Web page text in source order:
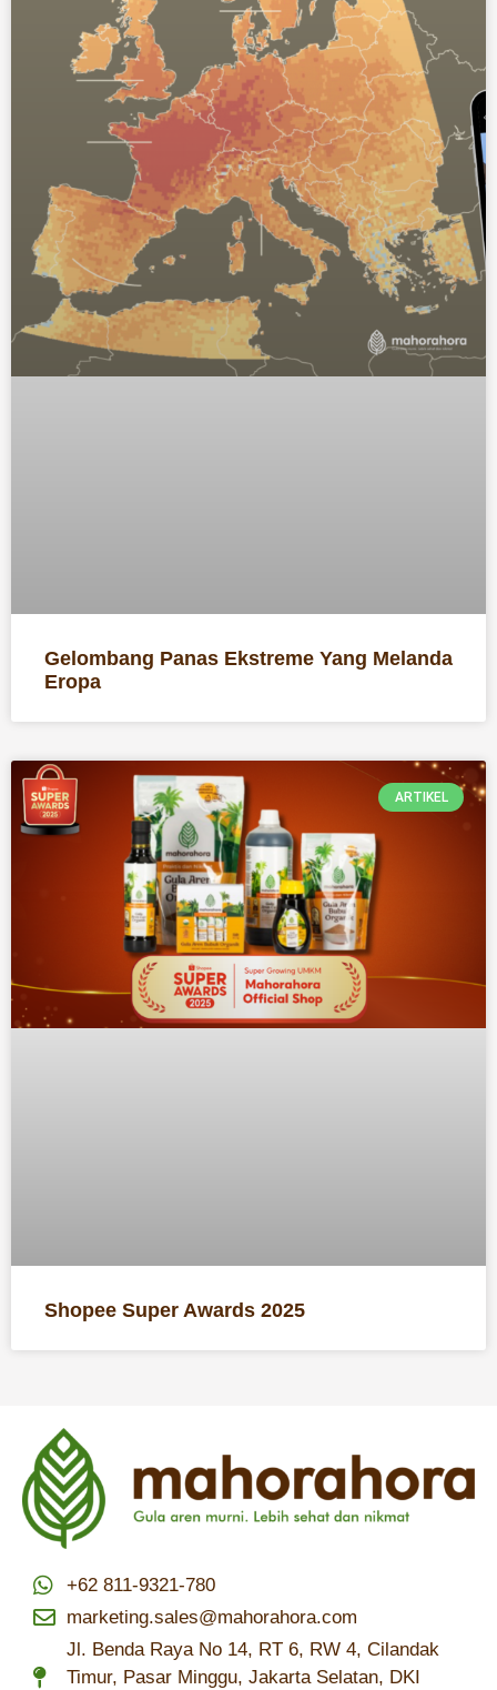
Gelombang Panas Ekstreme Yang Melanda
Eropa
ARTIKEL
Shopee Super Awards 2025
+62 811-9321-780
marketing.sales@mahorahora.com
Jl. Benda Raya No 14, RT 6, RW 4, Cilandak
Timur, Pasar Minggu, Jakarta Selatan, DKI